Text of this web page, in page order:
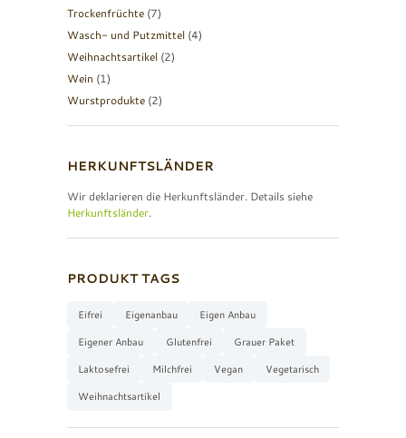
Trockenfrüchte (7)
Wasch- und Putzmittel (4)
Weihnachtsartikel (2)
Wein (1)
Wurstprodukte (2)
HERKUNFTSLÄNDER
Wir deklarieren die Herkunftsländer. Details siehe
Herkunftsländer.
PRODUKT TAGS
Eifrei Eigenanbau
Eigen Anbau
Eigener Anbau
Glutenfrei
Grauer Paket
Laktosefrei
Milchfrei Vegan
Vegetarisch
Weihnachtsartikel